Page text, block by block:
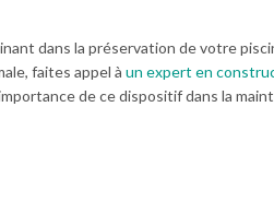
dans la préservation de votre
faites appel à un expert en
de ce dispositif dans la